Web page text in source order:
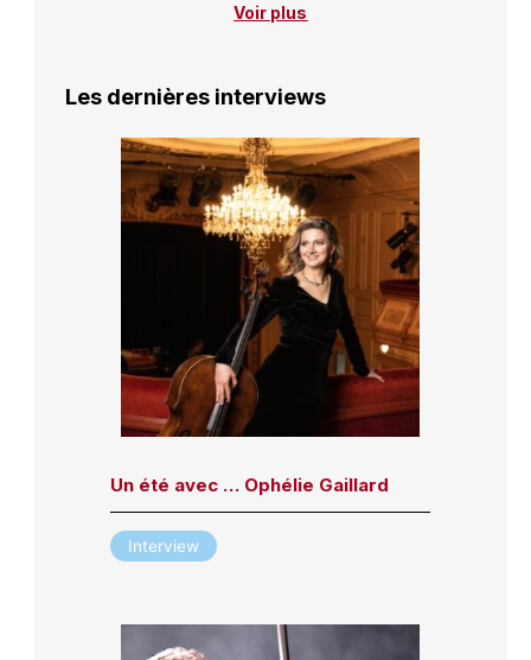
Voir plus
Les dernières interviews
Un été avec … Ophélie Gaillard
Interview